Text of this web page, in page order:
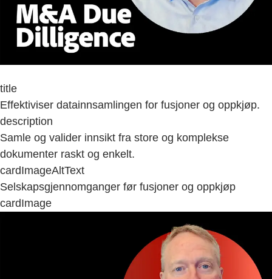
title
Effektiviser datainnsamlingen for fusjoner og oppkjøp.
description
Samle og valider innsikt fra store og komplekse
dokumenter raskt og enkelt.
cardImageAltText
Selskapsgjennomganger før fusjoner og oppkjøp
cardImage